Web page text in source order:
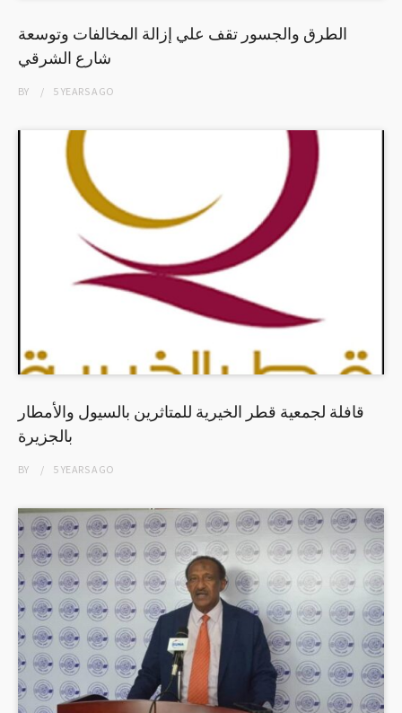
الطرق والجسور تقف علي إزالة المخالفات وتوسعة
شارع الشرقي
BY 5 YEARSAGO
قافلة لجمعية قطر الخيرية للمتاثرين بالسيول والأمطار
بالجزيرة
BY 5 YEARSAGO